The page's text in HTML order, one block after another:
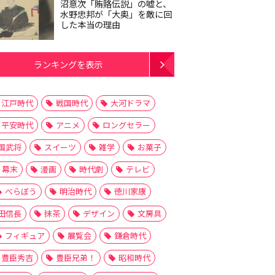
沼意次「賄賂伝説」の嘘と、
水野忠邦が「大奥」を敵に回
した本当の理由
ランキングを表示
江戸時代 戦国時代
大河ドラマ
平安時代
アニメ
ロングセラー
武将
スイーツ 雑学
お菓子
幕末
漫画 時代劇
テレビ
べらぼう
明治時代
徳川家康
信長
抹茶 デザイン
文房具
フィギュア
展覧会
鎌倉時代
豊臣秀吉
豊臣兄弟！
昭和時代